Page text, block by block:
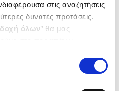
στις αναζητήσεις
δυνατές προτάσεις.
όλων’’ θα μας
από τα παρακάτω με την
να ενημερωθείτε σχετικά με